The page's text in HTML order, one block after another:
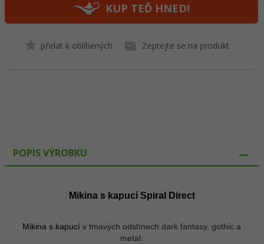
KUP TEĎ HNED!
přidat k oblíbených Zeptejte se na produkt
POPIS VÝROBKU
Mikina s kapucíSpiral Direct
Mikina s kapucí v tmavých odstínech dark fantasy, gothic a
metal.